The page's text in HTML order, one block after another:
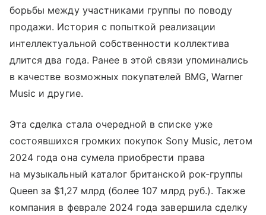
борьбы между участниками группы по поводу
продажи. История с попыткой реализации
интеллектуальной собственности коллектива
длится два года. Ранее в этой связи упоминались
в качестве возможных покупателей BMG, Warner
Music и другие.
Эта сделка стала очередной в списке уже
состоявшихся громких покупок Sony Music, летом
2024 года она сумела приобрести права
на музыкальный каталог британской рок-группы
Queen за $1,27 млрд (более 107 млрд руб.). Также
компания в феврале 2024 года завершила сделку